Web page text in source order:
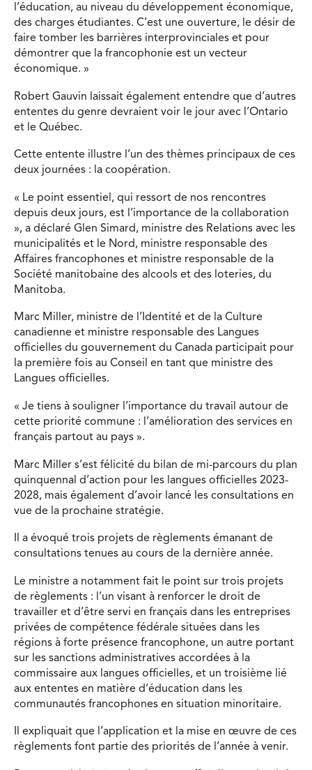
l’éducation, au niveau du développement économique,
des charges étudiantes. C’est une ouverture, le désir de
faire tomber les barrières interprovinciales et pour
démontrer que la francophonie est un vecteur
économique. »
Robert Gauvin laissait également entendre que d’autres
ententes du genre devraient voir le jour avec l’Ontario
et le Québec.
Cette entente illustre l’un des thèmes principaux de ces
deux journées : la coopération.
« Le point essentiel, qui ressort de nos rencontres
depuis deux jours, est l’importance de la collaboration
», a déclaré Glen Simard, ministre des Relations avec les
municipalités et le Nord, ministre responsable des
Affaires francophones et ministre responsable de la
Société manitobaine des alcools et des loteries, du
Manitoba.
Marc Miller, ministre de l’Identité et de la Culture
canadienne et ministre responsable des Langues
officielles du gouvernement du Canada participait pour
la première fois au Conseil en tant que ministre des
Langues officielles.
« Je tiens à souligner l’importance du travail autour de
cette priorité commune : l’amélioration des services en
français partout au pays ».
Marc Miller s’est félicité du bilan de mi-parcours du plan
quinquennal d’action pour les langues officielles 2023-
2028, mais également d’avoir lancé les consultations en
vue de la prochaine stratégie.
Il a évoqué trois projets de règlements émanant de
consultations tenues au cours de la dernière année.
Le ministre a notamment fait le point sur trois projets
de règlements : l’un visant à renforcer le droit de
travailler et d’être servi en français dans les entreprises
privées de compétence fédérale situées dans les
régions à forte présence francophone, un autre portant
sur les sanctions administratives accordées à la
commissaire aux langues officielles, et un troisième lié
aux ententes en matière d’éducation dans les
communautés francophones en situation minoritaire.
Il expliquait que l’application et la mise en œuvre de ces
règlements font partie des priorités de l’année à venir.